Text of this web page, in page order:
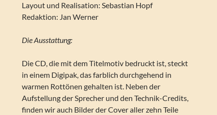
Layout und Realisation: Sebastian Hopf
Redaktion: Jan Werner
Die Ausstattung:
Die CD, die mit dem Titelmotiv bedruckt ist, steckt
in einem Digipak, das farblich durchgehend in
warmen Rottönen gehalten ist. Neben der
Aufstellung der Sprecher und den Technik-Credits,
finden wir auch Bilder der Cover aller zehn Teile